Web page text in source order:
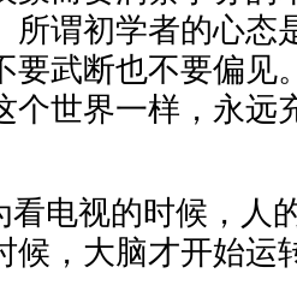
所谓初学者的心态
要武断也不要偏见
个世界一样，永远
电视的时候，人
候，大脑才开始运